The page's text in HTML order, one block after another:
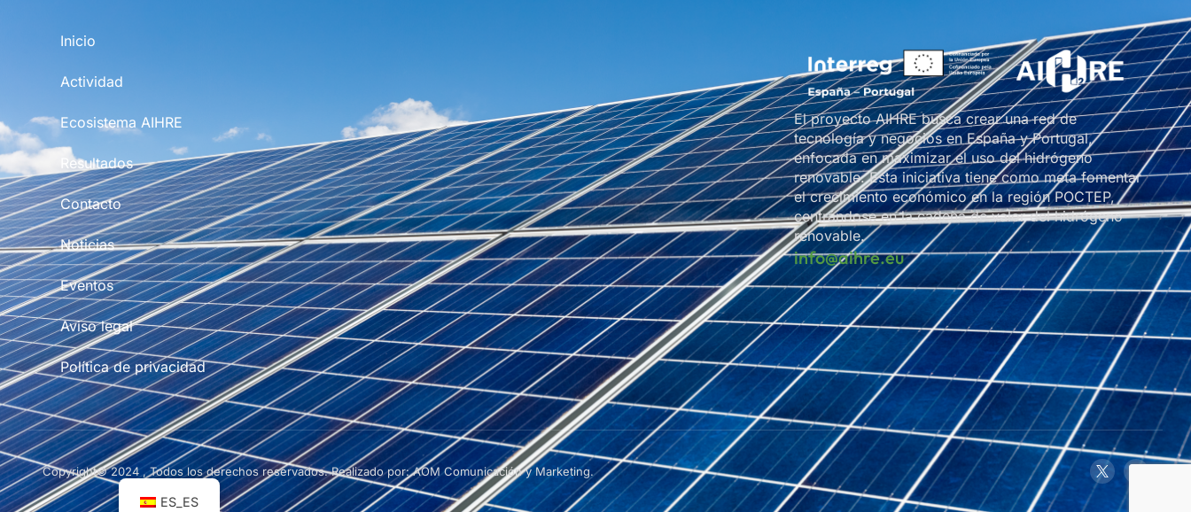
Inicio
Actividad
Ecosistema AIHRE
Resultados
Contacto
Noticias
Eventos
Aviso legal
Política de privacidad
El proyecto AIHRE busca crear una red de
tecnología y negocios en España y Portugal,
enfocada en maximizar el uso del hidrógeno
renovable. Esta iniciativa tiene como meta fomentar
el crecimiento económico en la región POCTEP,
centrándose en la cadena de valor del hidrógeno
renovable.
info@aihre.eu
Copyright© 2024 , Todos los derechos reservados. Realizado por: AOM Comunicación y Marketing.
ES_ES